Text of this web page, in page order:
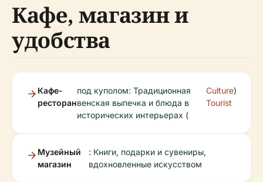
Кафе, магазин и
удобства
Кафе-
ресторан
под куполом: Традиционная
венская выпечка и блюда в
исторических интерьерах (
Culture
Tourist
)
Музейный
магазин
: Книги, подарки и сувениры,
вдохновленные искусством